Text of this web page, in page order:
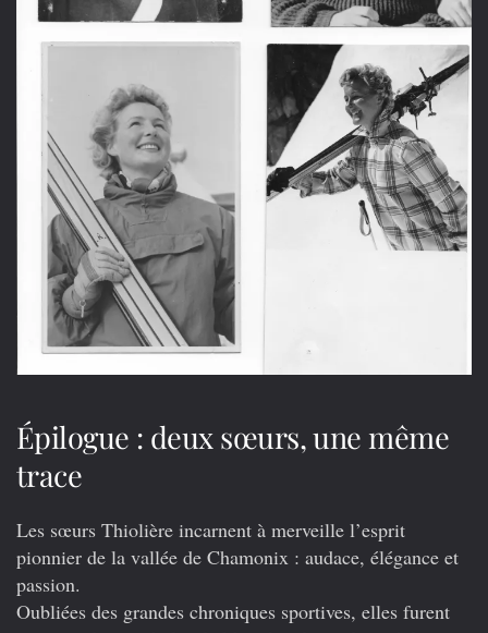
Épilogue : deux sœurs, une même
trace
Les sœurs Thiolière incarnent à merveille l’esprit
pionnier de la vallée de Chamonix : audace, élégance et
passion.
Oubliées des grandes chroniques sportives, elles furent